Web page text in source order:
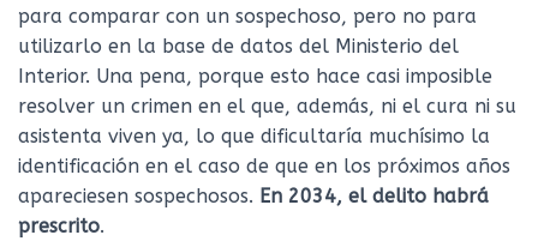
para comparar con un sospechoso, pero no para
utilizarlo en la base de datos del Ministerio del
Interior. Una pena, porque esto hace casi imposible
resolver un crimen en el que, además, ni el cura ni su
asistenta viven ya, lo que dificultaría muchísimo la
identificación en el caso de que en los próximos años
apareciesen sospechosos. En 2034, el delito habrá
prescrito.